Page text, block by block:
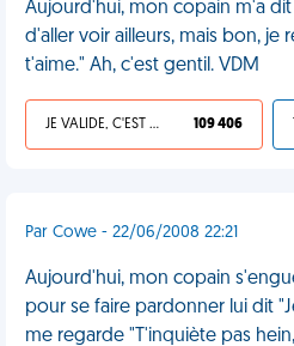
Aujourd'hui, mon copain m'a dit
d'aller voir ailleurs, mais bon, je
t'aime." Ah, c'est gentil. VDM
JE VALIDE, C'EST UNE VDM 109 406
Par Cowe - 22/06/2008 22:21
Aujourd'hui, mon copain
pour se faire pardonner lui dit
me regarde "T'inquiète pas